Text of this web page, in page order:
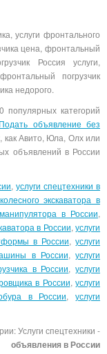
услуги фронтального
цена, фронтальный
Россия услуги,
погрузчик
недорого.
категорий
Подать объявление без
, как Авито, Юла, Олх или
объявлений в России
,услуги спецтехники в
экскаватора в
в России,
в России,услуги
в России, услуги
в России, услуги
в России, услуги
в России, услуги
в России, услуги
Услуги спецтехники -
объявления в России